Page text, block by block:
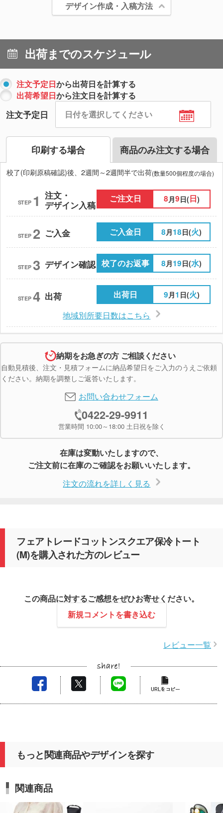
デザイン作成・入稿方法
出荷までのスケジュール
注文予定日から出荷日を計算する
出荷希望日から注文日を計算する
注文予定日
印刷する場合 商品のみ注文する場合
校了(印刷原稿確認)後、2週間～2週間半で出荷(数量500個程度の場合)
STEP 1 注文・
デザイン入稿
ご注文日 8 月9日(日)
STEP 2 ご入金 ご入金日 8月18日(火)
STEP 3 デザイン確認 校了のお返事 8月19日(水)
STEP 4 出荷 出荷日 9月1 日(火)
地域別所要日数はこちら
納期をお急ぎの方 ご相談ください
自動見積後、注文・見積フォームに納品希望日をご入力のうえご依頼
ください。納期を調整しご返答いたします。
お問い合わせフォーム
0422-29-9911
営業時間 10:00～18:00 土日祝を除く
在庫は変動いたしますので、
ご注文前に在庫のご確認をお願いいたします。
注文の流れを詳しく見る
フェアトレードコットンスクエア保冷トート
(M)を購入された方のレビュー
この商品に対するご感想をぜひお寄せください。
新規コメントを書き込む
レビュー一覧
もっと関連商品やデザインを探す
関連商品